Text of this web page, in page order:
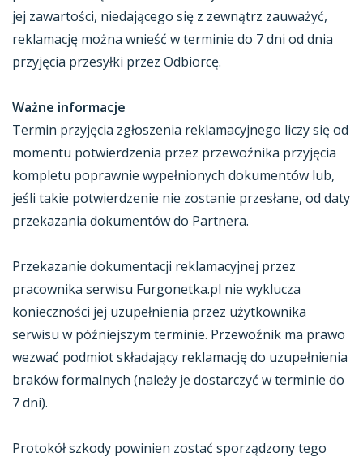
jej zawartości, niedającego się z zewnątrz zauważyć,
reklamację można wnieść w terminie do 7 dni od dnia
przyjęcia przesyłki przez Odbiorcę.
Ważne informacje
Termin przyjęcia zgłoszenia reklamacyjnego liczy się od
momentu potwierdzenia przez przewoźnika przyjęcia
kompletu poprawnie wypełnionych dokumentów lub,
jeśli takie potwierdzenie nie zostanie przesłane, od daty
przekazania dokumentów do Partnera.
Przekazanie dokumentacji reklamacyjnej przez
pracownika serwisu Furgonetka.pl nie wyklucza
konieczności jej uzupełnienia przez użytkownika
serwisu w późniejszym terminie. Przewoźnik ma prawo
wezwać podmiot składający reklamację do uzupełnienia
braków formalnych (należy je dostarczyć w terminie do
7 dni).
Protokół szkody powinien zostać sporządzony tego